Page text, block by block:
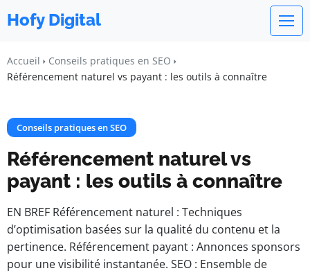
Hofy Digital
Accueil
Conseils pratiques en SEO
Référencement naturel vs payant : les outils à connaître
Conseils pratiques en SEO
Référencement naturel vs
payant : les outils à connaître
EN BREF Référencement naturel : Techniques
d’optimisation basées sur la qualité du contenu et la
pertinence. Référencement payant : Annonces sponsors
pour une visibilité instantanée. SEO : Ensemble de